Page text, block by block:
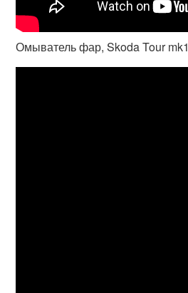
Омыватель фар, Skoda Tour mk1